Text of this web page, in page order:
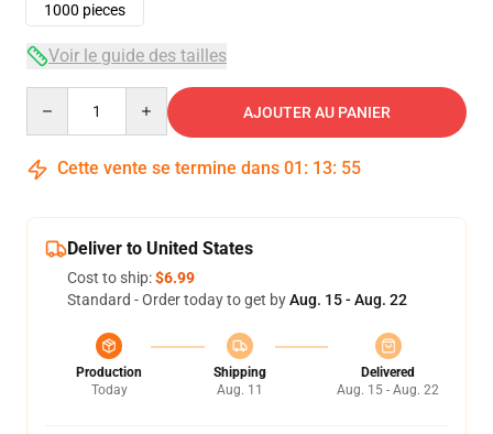
1000 pieces
Voir le guide des tailles
AJOUTER AU PANIER
Cette vente se termine dans 01 : 13: 54
Deliver to United States
Cost to ship:$6.99
Standard - Order today to get byAug. 15 - Aug. 22
Production
Today
Shipping
Aug. 11
Delivered
Aug. 15 - Aug. 22